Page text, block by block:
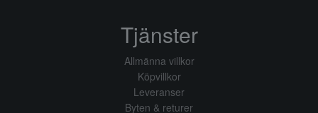
Tjänster
Allmänna villkor
Köpvillkor
Leveranser
Byten & returer